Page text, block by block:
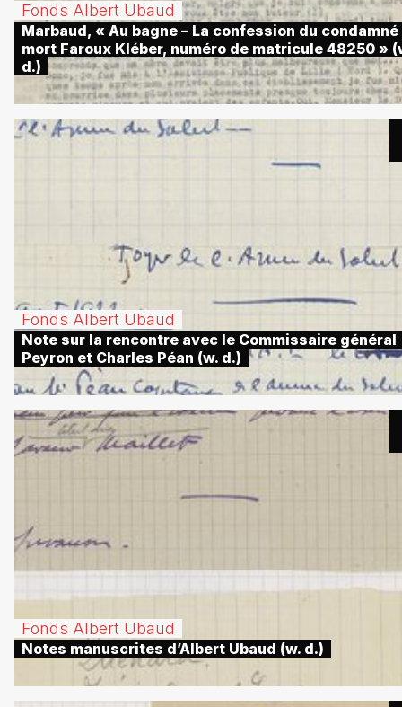
Fonds Albert Ubaud
Marbaud, « Au bagne – La confession du condamné
mort Faroux Kléber, numéro de matricule 48250 »
d.)
Fonds Albert Ubaud
Note sur la rencontre avec le Commissaire général
Peyron et Charles Péan (w. d.)
Fonds Albert Ubaud
Notes manuscrites d’Albert Ubaud (w. d.)